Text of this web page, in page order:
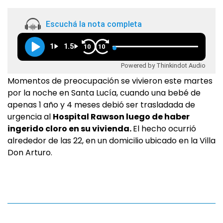
Escuchá la nota completa
1 1.5 10 10
Powered by Thinkindot Audio
Momentos de preocupación se vivieron este martes
por la noche en Santa Lucía, cuando una bebé de
apenas 1 año y 4 meses debió ser trasladada de
urgencia al Hospital Rawson luego de haber
ingerido cloro en su vivienda.El hecho ocurrió
alrededor de las 22, en un domicilio ubicado en la Villa
Don Arturo.